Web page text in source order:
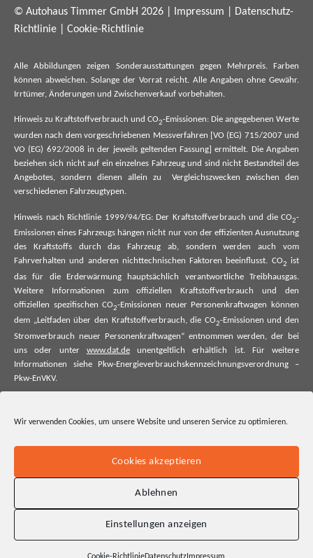
Wir verwenden Cookies, um unsere Website und unseren Service zu optimieren.
Cookies akzeptieren
Ablehnen
Einstellungen anzeigen
© Autohaus Timmer GmbH 2026 | Impressum
Datenschutz-
Richtlinie
Cookie-Richtlinie
Alle Abbildungen zeigen Sonderausstattungen gegen Mehrpreis. Farben
können abweichen. Solange der Vorrat reicht. Alle Angaben ohne Gewähr.
Irrtümer, Änderungen und Zwischenverkauf vorbehalten.
Hinweis zu Kraftstoffverbrauch und CO2-Emissionen: Die angegebenen Werte
wurden nach dem vorgeschriebenen Messverfahren [VO (EG) 715/2007 und
VO (EG) 692/2008 in der jeweils geltenden Fassung] ermittelt. Die Angaben
beziehen sich nicht auf ein einzelnes Fahrzeug und sind nicht Bestandteil des
Angebotes, sondern dienen allein zu Vergleichszwecken zwischen den
verschiedenen Fahrzeugtypen.
Hinweis nach Richtlinie 1999/94/EG: Der Kraftstoffverbrauch und die CO2-
Emissionen eines Fahrzeugs hängen nicht nur von der effizienten Ausnutzung
des Kraftstoffs durch das Fahrzeug ab, sondern werden auch vom
Fahrverhalten und anderen nichttechnischen Faktoren beeinflusst. CO2
ist
das für die Erderwärmung hauptsächlich verantwortliche Treibhausgas.
Weitere Informationen zum offiziellen Kraftstoffverbrauch und den
offiziellen spezifischen CO2-Emissionen neuer Personenkraftwagen können
dem „Leitfaden über den Kraftstoffverbrauch, die CO2-Emissionen und den
Stromverbrauch neuer Personenkraftwagen“ entnommen werden, der bei
uns oder unter www.dat.deunentgeltlich erhältlich ist. Für weitere
Informationen siehe Pkw-Energieverbrauchskennzeichnungsverordnung –
Pkw-EnVKV.
offiziellen spezifischen CO₂-Emissionen und ggf. zum Stromverbrauch neuer
offiziellen spezifischen CO₂-Emissionen und den offiziellen Stromverbrauch
neuer Pkw entnommen werden. Dieser ist an allen Verkaufsstellen und bei
der Deutschen Automobil Treuhand GmbH unentgeltlich erhältlich, sowie